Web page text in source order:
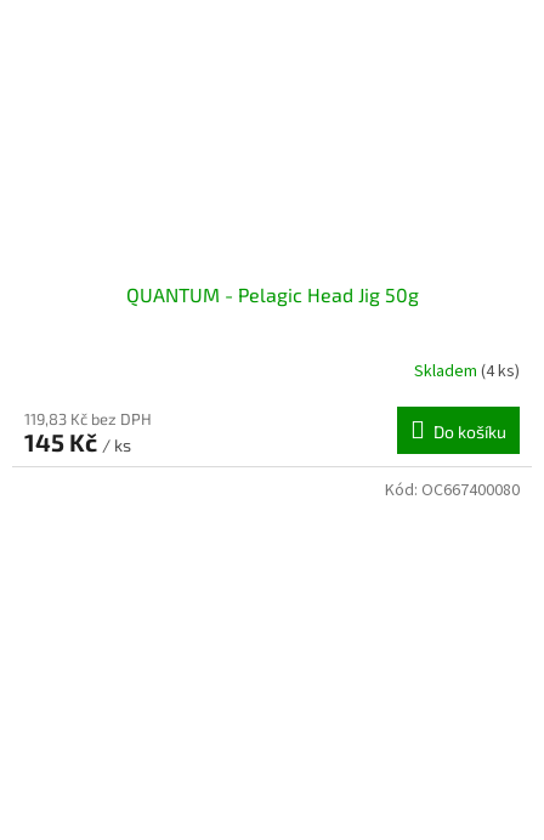
QUANTUM - Pelagic Head Jig 50g
Skladem (4 ks)
119,83 Kč bez DPH
145 Kč / ks
Do košíku
Kód: OC667400080